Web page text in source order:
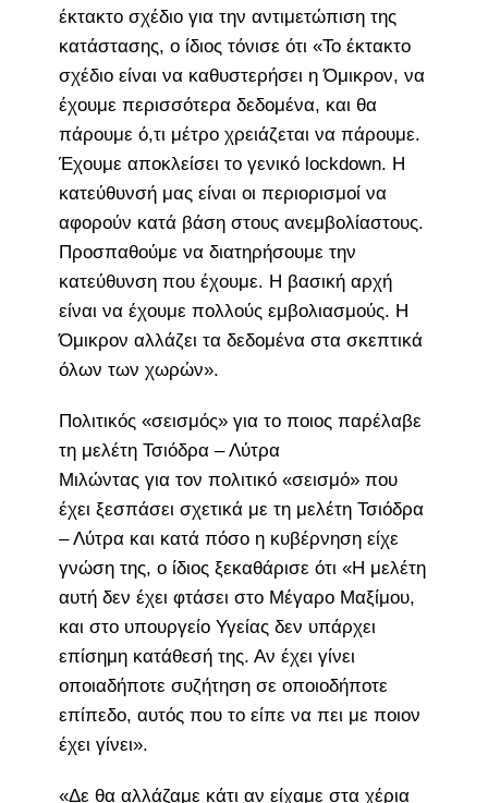
έκτακτο σχέδιο για την αντιμετώπιση της
κατάστασης, ο ίδιος τόνισε ότι «Το έκτακτο
σχέδιο είναι να καθυστερήσει η Όμικρον, να
έχουμε περισσότερα δεδομένα, και θα
πάρουμε ό,τι μέτρο χρειάζεται να πάρουμε.
Έχουμε αποκλείσει το γενικό lockdown. Η
κατεύθυνσή μας είναι οι περιορισμοί να
αφορούν κατά βάση στους ανεμβολίαστους.
Προσπαθούμε να διατηρήσουμε την
κατεύθυνση που έχουμε. Η βασική αρχή
είναι να έχουμε πολλούς εμβολιασμούς. Η
Όμικρον αλλάζει τα δεδομένα στα σκεπτικά
όλων των χωρών».
Πολιτικός «σεισμός» για το ποιος παρέλαβε
τη μελέτη Τσιόδρα – Λύτρα
Μιλώντας για τον πολιτικό «σεισμό» που
έχει ξεσπάσει σχετικά με τη μελέτη Τσιόδρα
– Λύτρα και κατά πόσο η κυβέρνηση είχε
γνώση της, ο ίδιος ξεκαθάρισε ότι «Η μελέτη
αυτή δεν έχει φτάσει στο Μέγαρο Μαξίμου,
και στο υπουργείο Υγείας δεν υπάρχει
επίσημη κατάθεσή της. Αν έχει γίνει
οποιαδήποτε συζήτηση σε οποιοδήποτε
επίπεδο, αυτός που το είπε να πει με ποιον
έχει γίνει».
«Δε θα αλλάζαμε κάτι αν είχαμε στα χέρια